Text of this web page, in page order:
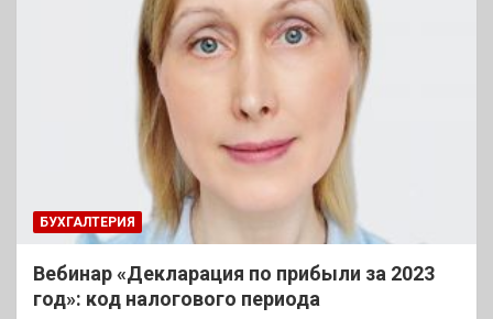
БУХГАЛТЕРИЯ
Вебинар «Декларация по прибыли за 2023
год»: код налогового периода